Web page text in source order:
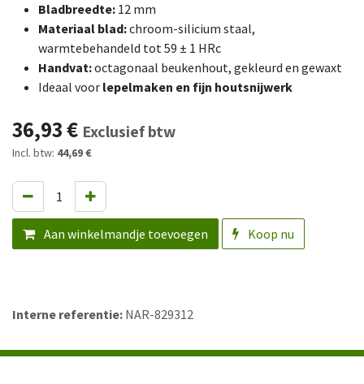
Bladbreedte: 12 mm
Materiaal blad:chroom-silicium staal,
warmtebehandeld tot 59 ± 1 HRc
Handvat:octagonaal beukenhout, gekleurd en gewaxt
Ideaal voor lepelmaken en fijn houtsnijwerk
36,93€ Exclusief btw
Incl. btw: 44,69 €
Aan winkelmandje toevoegen Koop nu
Interne referentie: NAR-829312